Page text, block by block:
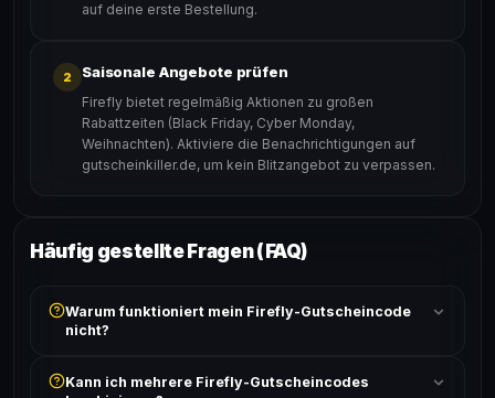
auf deine erste Bestellung.
2 Saisonale Angebote prüfen
Firefly bietet regelmäßig Aktionen zu großen
Rabattzeiten (Black Friday, Cyber Monday,
Weihnachten). Aktiviere die Benachrichtigungen auf
gutscheinkiller.de, um kein Blitzangebot zu verpassen.
Häufig gestellte Fragen (FAQ)
Warum funktioniert mein Firefly-Gutscheincode
nicht?
ist und ob der Code nicht für bereits reduzierte Artikel
Kann ich mehrere Firefly-Gutscheincodes